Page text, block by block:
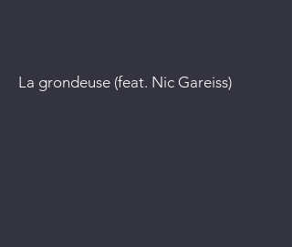
La grondeuse (feat. Nic Gareiss)